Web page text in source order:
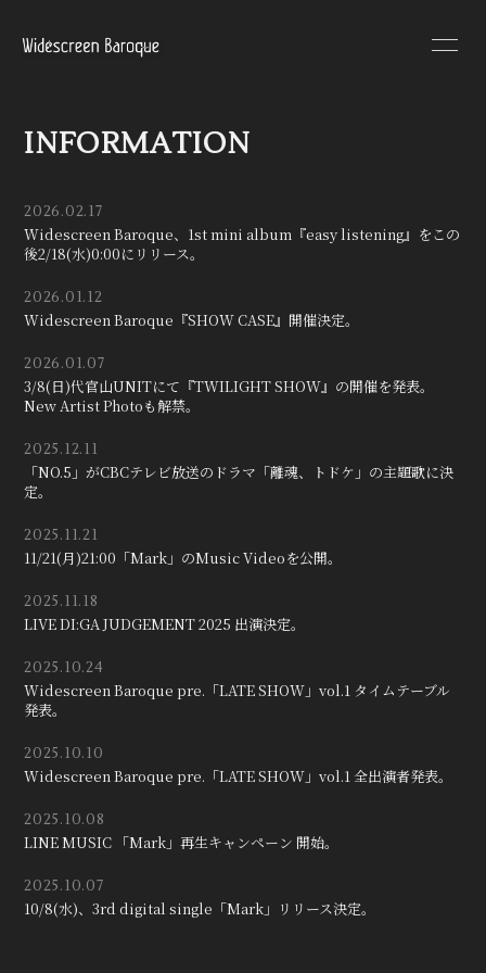
SCHEDULE
PROFILE
VIDEO
無料会員登録
INFORMATION
2026.02.17
Widescreen Baroque、1st mini album『easy listening』をこの
後2/18(水)0:00にリリース。
2026.01.12
Widescreen Baroque『SHOW CASE』開催決定。
2026.01.07
3/8(日)代官山UNITにて『TWILIGHT SHOW』の開催を発表。
New Artist Photoも解禁。
2025.12.11
「NO.5」がCBCテレビ放送のドラマ「離魂、トドケ」の主題歌に決
定。
2025.11.21
11/21(月)21:00「Mark」のMusic Videoを公開。
2025.11.18
LIVE DI:GA JUDGEMENT 2025 出演決定。
2025.10.24
Widescreen Baroque pre.「LATE SHOW」vol.1 タイムテーブル
発表。
2025.10.10
Widescreen Baroque pre.「LATE SHOW」vol.1 全出演者発表。
2025.10.08
LINE MUSIC 「Mark」再生キャンペーン 開始。
2025.10.07
10/8(水)、3rd digital single「Mark」リリース決定。